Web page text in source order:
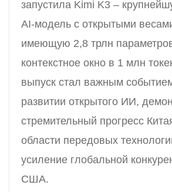
запустила Kimi K3 –
AI-модель с открытыми
имеющую 2,8 трлн
контекстное окно в 1 млн
выпуск стал важным
развитии открытого ИИ,
стремительный прогресс
области передовых
усиление глобальной
США.